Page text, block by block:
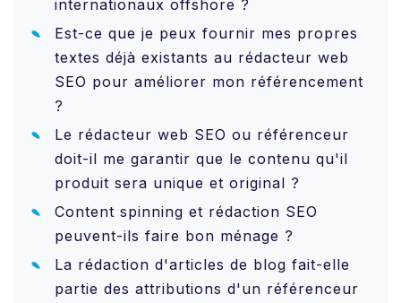
internationaux offshore ?
Est-ce que je peux fournir mes propres
textes déjà existants au rédacteur web
SEO pour améliorer mon référencement
?
Le rédacteur web SEO ou référenceur
doit-il me garantir que le contenu qu'il
produit sera unique et original ?
Content spinning et rédaction SEO
peuvent-ils faire bon ménage ?
La rédaction d'articles de blog fait-elle
partie des attributions d'un référenceur